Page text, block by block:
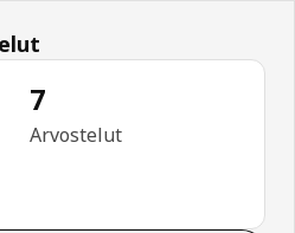
Arvostelut yhteensä: 7
7
Arvostelut